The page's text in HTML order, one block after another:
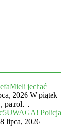
Mieli jechać
2026 W piątek
patrol…
UWAGA! Policja
lipca, 2026